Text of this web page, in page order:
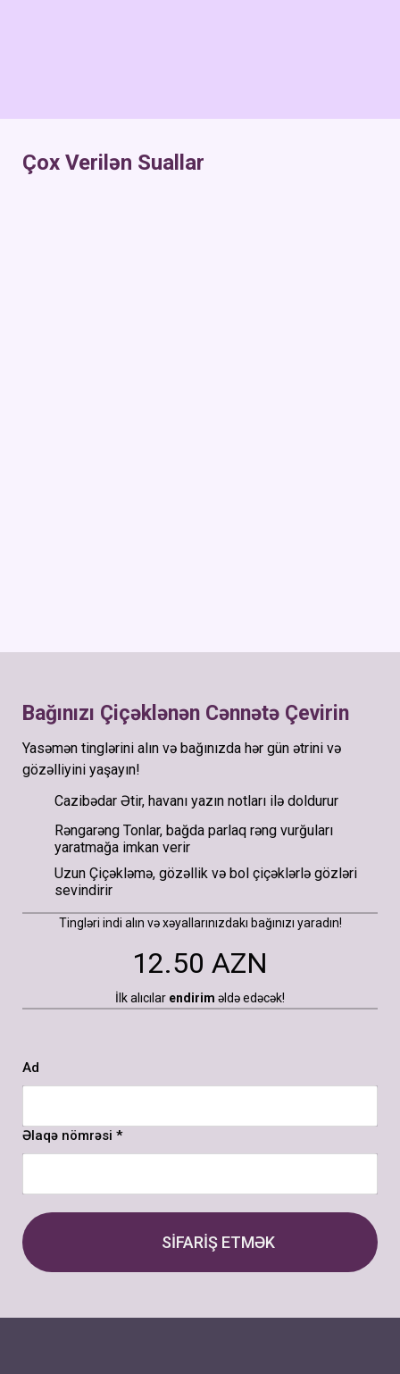
Çox Verilən Suallar
Bağınızı Çiçəklənən Cənnətə Çevirin
Yasəmən tinglərini alın və bağınızda hər gün ətrini və
gözəlliyini yaşayın!
Cazibədar Ətir, havanı yazın notları ilə doldurur
Rəngarəng Tonlar, bağda parlaq rəng vurğuları
yaratmağa imkan verir
Uzun Çiçəkləmə, gözəllik və bol çiçəklərlə gözləri
sevindirir
Tingləri indi alın və xəyallarınızdakı bağınızı yaradın!
12.50 AZN
İlk alıcılar endirim əldə edəcək!
Ad
Əlaqə nömrəsi *
SİFARİŞ ETMƏK